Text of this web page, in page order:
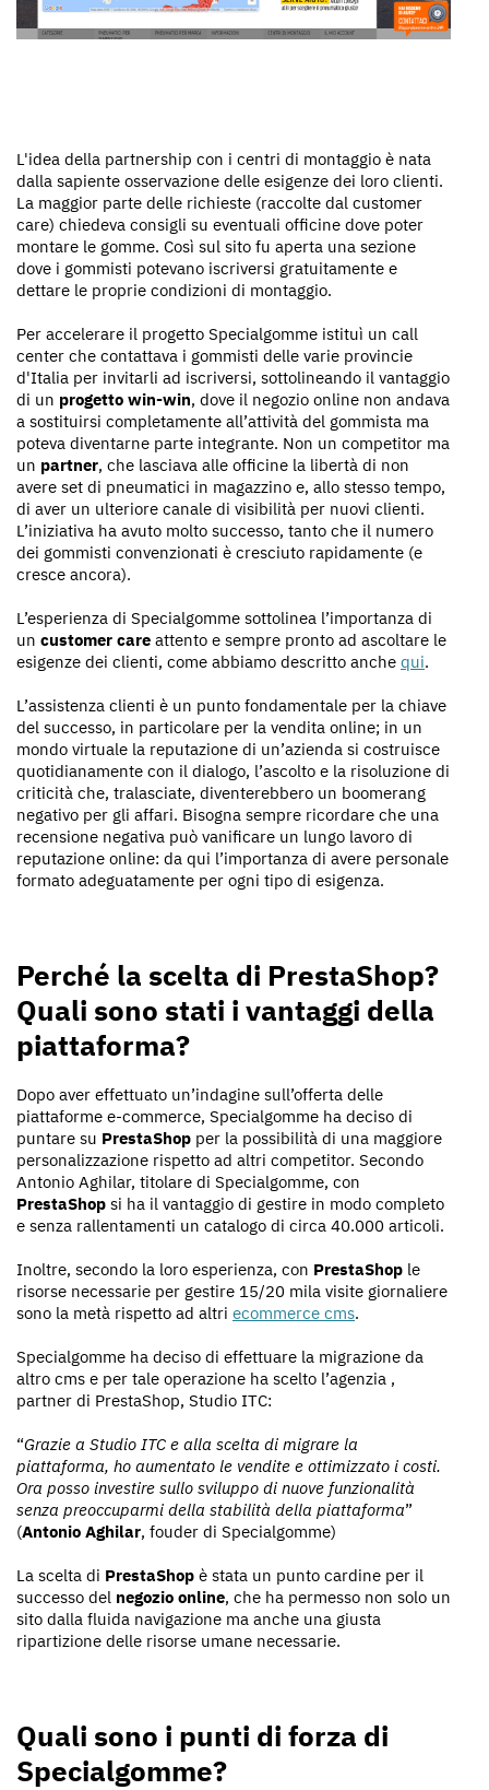
L'idea della partnership con i centri di montaggio è nata
dalla sapiente osservazione delle esigenze dei loro clienti.
La maggior parte delle richieste (raccolte dal customer
care) chiedeva consigli su eventuali officine dove poter
montare le gomme. Così sul sito fu aperta una sezione
dove i gommisti potevano iscriversi gratuitamente e
dettare le proprie condizioni di montaggio.
Per accelerare il progetto Specialgomme istituì un call
center che contattava i gommisti delle varie provincie
d'Italia per invitarli ad iscriversi, sottolineando il vantaggio
di un progetto win-win, dove il negozio online non andava
a sostituirsi completamente all’attività del gommista ma
poteva diventarne parte integrante. Non un competitor ma
un partner, che lasciava alle officine la libertà di non
avere set di pneumatici in magazzino e, allo stesso tempo,
di aver un ulteriore canale di visibilità per nuovi clienti.
L’iniziativa ha avuto molto successo, tanto che il numero
dei gommisti convenzionati è cresciuto rapidamente (e
cresce ancora).
L’esperienza di Specialgomme sottolinea l’importanza di
un customer care attento e sempre pronto ad ascoltare le
esigenze dei clienti, come abbiamo descritto anche qui.
L’assistenza clienti è un punto fondamentale per la chiave
del successo, in particolare per la vendita online; in un
mondo virtuale la reputazione di un’azienda si costruisce
quotidianamente con il dialogo, l’ascolto e la risoluzione di
criticità che, tralasciate, diventerebbero un boomerang
negativo per gli affari. Bisogna sempre ricordare che una
recensione negativa può vanificare un lungo lavoro di
reputazione online: da qui l’importanza di avere personale
formato adeguatamente per ogni tipo di esigenza.
Perché la scelta di PrestaShop?
Quali sono stati i vantaggi della
piattaforma?
Dopo aver effettuato un’indagine sull’offerta delle
piattaforme e-commerce, Specialgomme ha deciso di
puntare su PrestaShop per la possibilità di una maggiore
personalizzazione rispetto ad altri competitor. Secondo
Antonio Aghilar, titolare di Specialgomme, con
PrestaShop si ha il vantaggio di gestire in modo completo
e senza rallentamenti un catalogo di circa 40.000 articoli.
Inoltre, secondo la loro esperienza, con PrestaShop le
risorse necessarie per gestire 15/20 mila visite giornaliere
sono la metà rispetto ad altri ecommerce cms.
Specialgomme ha deciso di effettuare la migrazione da
altro cms e per tale operazione ha scelto l’agenzia ,
partner di PrestaShop, Studio ITC:
“Grazie a Studio ITC e alla scelta di migrare la
piattaforma, ho aumentato le vendite e ottimizzato i costi.
Ora posso investire sullo sviluppo di nuove funzionalità
senza preoccuparmi della stabilità della piattaforma”
(Antonio Aghilar, fouder di Specialgomme)
La scelta di PrestaShop è stata un punto cardine per il
successo del negozio online, che ha permesso non solo un
sito dalla fluida navigazione ma anche una giusta
ripartizione delle risorse umane necessarie.
Quali sono i punti di forza di
Specialgomme?